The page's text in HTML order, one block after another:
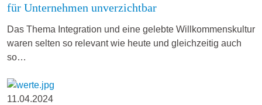
für Unternehmen unverzichtbar
Das Thema Integration und eine gelebte Willkommenskultur
waren selten so relevant wie heute und gleichzeitig auch
so…
11.04.2024